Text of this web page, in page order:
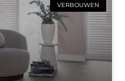
VERBOUWEN